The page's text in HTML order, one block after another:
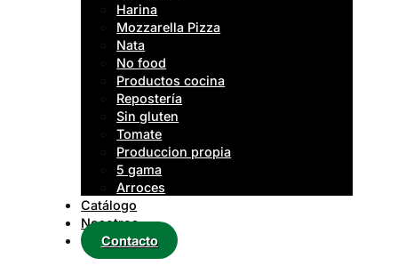
Harina
Mozzarella Pizza
Nata
No food
Productos cocina
Repostería
Sin gluten
Tomate
Produccion propia
5 gama
Arroces
Catálogo
Nosotros
Contacto